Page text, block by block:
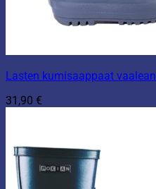
Lasten kumisaappaat
31,90 €